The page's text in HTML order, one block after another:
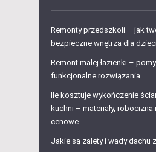
Remonty przedszkoli – jak
bezpieczne wnętrza dla
Remont małej łazienki –
funkcjonalne rozwiązania
Ile kosztuje wykończenie
kuchni – materiały,
cenowe
Jakie są zalety i wady dachu